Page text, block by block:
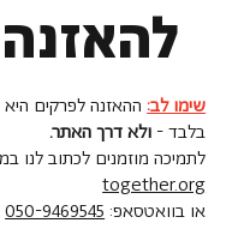
שימו לב: ההאזנה לפרקים
בלבד - ולא דרך האתר.
לתמיכה מוזמנים לכתוב לנו
together.org
או בוואטסאפ: 050-9469545